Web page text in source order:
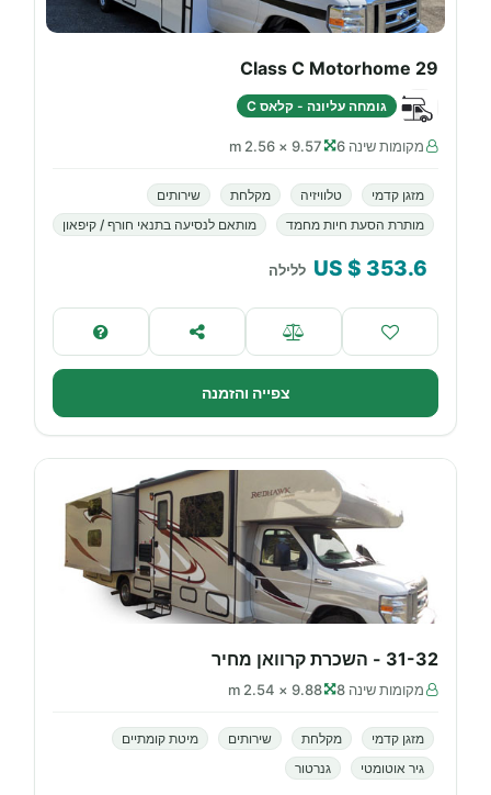
29 Class C Motorhome
גומחה עליונה - קלאס C
מקומות שינה 6 9.57 × 2.56 m
מזגן קדמי טלוויזיה מקלחת
שירותים
מותרת הסעת חיות מחמד
מותאם לנסיעה בתנאי חורף / קיפאון
353.6
$ US ללילה
צפייה והזמנה
31-32 - השכרת קרוואן מחיר
מקומות שינה 8 9.88 × 2.54 m
מזגן קדמי מקלחת שירותים
מיטת קומתיים
גיר אוטומטי
גנרטור